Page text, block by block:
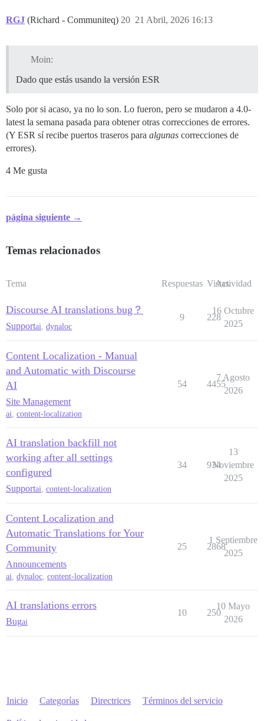
RGJ (Richard - Communiteq) 21 Abril, 2026 16:13
20
Moin:
Dado que estás usando la versión ESR
Solo por si acaso, ya no lo son. Lo fueron, pero se mudaron a 4.0-
latest la semana pasada para obtener otras correcciones de errores.
(Y ESR sí recibe puertos traseros para algunas correcciones de
errores).
4 Me gusta
página siguiente →
Temas relacionados
Tema Respuestas Vistas
Actividad
Discourse AI translations bug？
Supportai dynaloc
9 228
16 Octubre
2025
Content Localization - Manual
and Automatic with Discourse
AI
Site Management
ai, content-localization
54 4455
7 Agosto
2026
AI translation backfill not
working after all settings
configured
Supportai content-localization
34 934
13
Noviembre
2025
Content Localization and
Automatic Translations for Your
Community
Announcements
ai, dynaloc, content-localization
25 2868
1 Septiembre
2025
AI translations errors
Bugai
10 250
10 Mayo
2026
Inicio Categorías Directrices Términos del servicio